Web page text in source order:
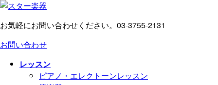
コ
テ
ン
ツ
ナ
ゲ
ー
シ
お気軽にお問い合わせください。 03-3755-2131
お問い合わせ
レッスン
ピアノ・エレクトーンレッスン